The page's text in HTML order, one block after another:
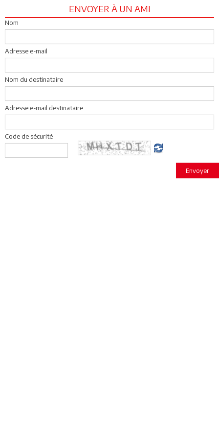
ENVOYER À UN AMI
Nom
Adresse e-mail
Nom du destinataire
Adresse e-mail destinataire
Code de sécurité
Envoyer